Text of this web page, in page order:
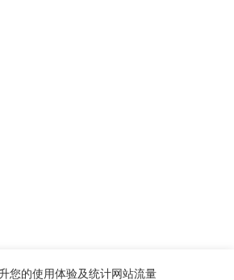
您的使用体验及统计网站流量